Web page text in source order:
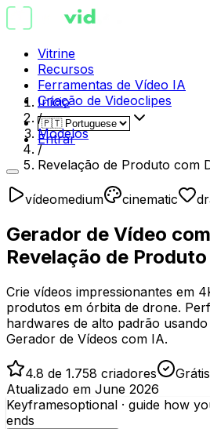
Vitrine
Recursos
Ferramentas de Vídeo IA
Criação de Videoclipes
Entrar
Início
/
Modelos
/
Revelação de Produto com
vídeomedium cinematic
Gerador de Vídeo
Revelação de
Crie vídeos impressionantes em
produtos em órbita de drone.
hardwares de alto padrão
Gerador de Vídeos com IA.
4.8 de 1.758 criadores
Atualizado em June 2026
Keyframesoptional · guide how
ends